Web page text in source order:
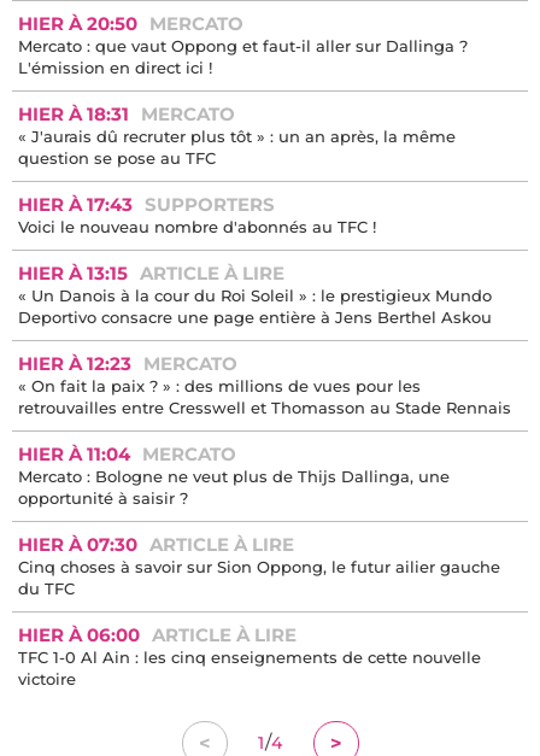
HIER À 20:50 MERCATO
Mercato : que vaut Oppong et faut-il aller sur Dallinga ?
L'émission en direct ici !
HIER À 18:31 MERCATO
« J'aurais dû recruter plus tôt » : un an après, la même
question se pose au TFC
HIER À 17:43 SUPPORTERS
Voici le nouveau nombre d'abonnés au TFC !
HIER À 13:15 ARTICLE À LIRE
« Un Danois à la cour du Roi Soleil » : le prestigieux Mundo
Deportivo consacre une page entière à Jens Berthel Askou
HIER À 12:23 MERCATO
« On fait la paix ? » : des millions de vues pour les
retrouvailles entre Cresswell et Thomasson au Stade Rennais
HIER À 11:04 MERCATO
Mercato : Bologne ne veut plus de Thijs Dallinga, une
opportunité à saisir ?
HIER À 07:30 ARTICLE À LIRE
Cinq choses à savoir sur Sion Oppong, le futur ailier gauche
du TFC
HIER À 06:00 ARTICLE À LIRE
TFC 1-0 Al Ain : les cinq enseignements de cette nouvelle
victoire
< 1/4 >